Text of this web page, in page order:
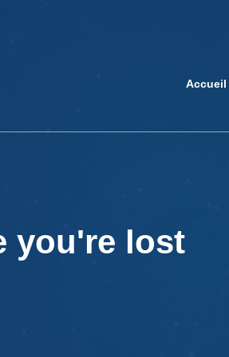
Accueil
you're lost